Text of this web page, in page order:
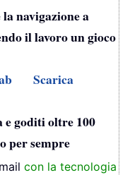
navigazione a
il lavoro un gioco
Scarica
goditi oltre 100
per sempre
con la tecnologia